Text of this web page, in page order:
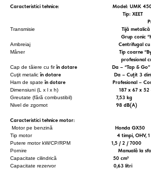
Caracteristici tehnice: Model: UMK
Tip: XEET
Transmisie Tijă
Grup conic “Heavy
Ambreiaj Centrifugal
Mâner Tip coarne
profesional cu sistem
Cap de tăiere cu firîn dotare Da – “Tap & Go”
Cuţit metalicîn dotare Da – Cuţit 3
Ham de spateîn dotare Profesional –
Dimensiuni (L x l x h) 187 x 67 x 52
Greutate (fără combustibil) 7,53 kg
Nivel de zgomot 98 dB(A)
Caracteristici tehnice motor:
Motor pe benzină Honda GX50
Tip motor 4 timpi, OHV,
Putere motor kW/CP/RPM 1,5 / 2 / 7000
Pornire Manuală la
Capacitate cilindrică 50 cm³
Capacitate rezervor 0,63 litri